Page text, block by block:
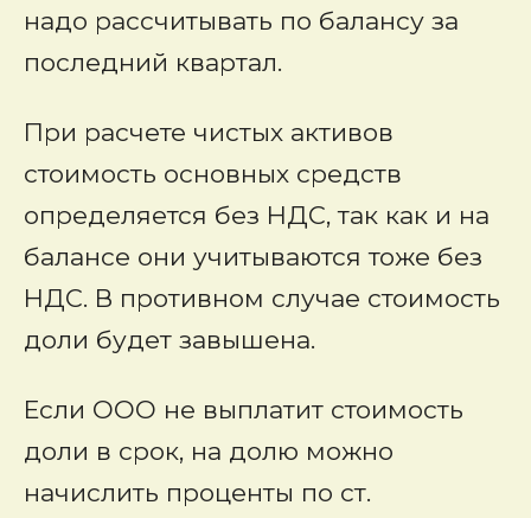
надо рассчитывать по балансу за
последний квартал.
При расчете чистых активов
стоимость основных средств
определяется без НДС, так как и на
балансе они учитываются тоже без
НДС. В противном случае стоимость
доли будет завышена.
Если ООО не выплатит стоимость
доли в срок, на долю можно
начислить проценты по ст.